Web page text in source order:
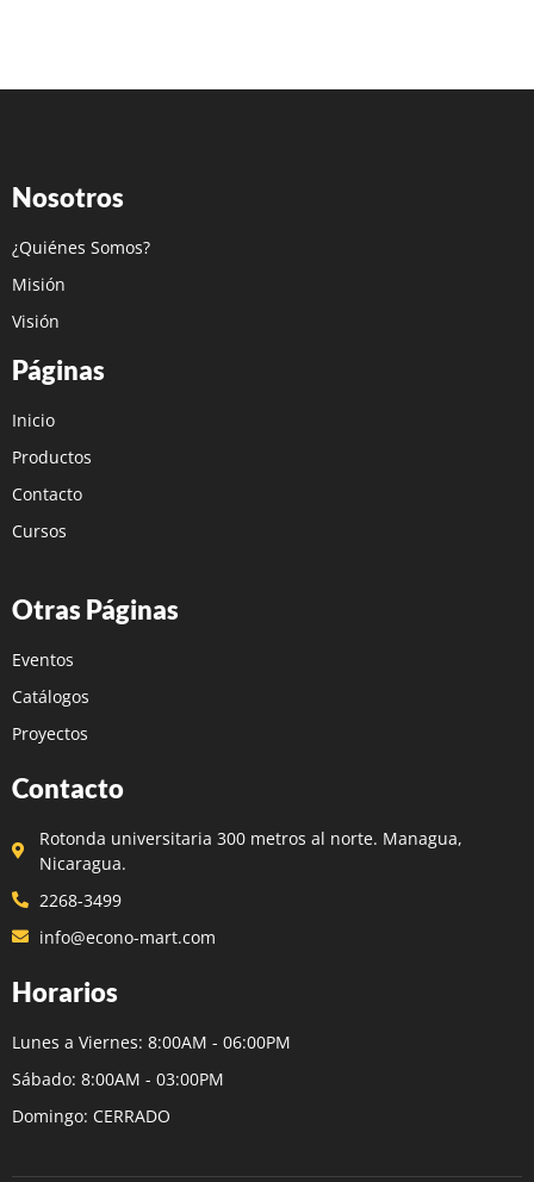
Nosotros
¿Quiénes Somos?
Misión
Visión
Páginas
Inicio
Productos
Contacto
Cursos
Otras Páginas
Eventos
Catálogos
Proyectos
Contacto
Rotonda universitaria 300 metros al norte. Managua,
Nicaragua.
2268-3499
info@econo-mart.com
Horarios
Lunes a Viernes: 8:00AM - 06:00PM
Sábado: 8:00AM - 03:00PM
Domingo: CERRADO